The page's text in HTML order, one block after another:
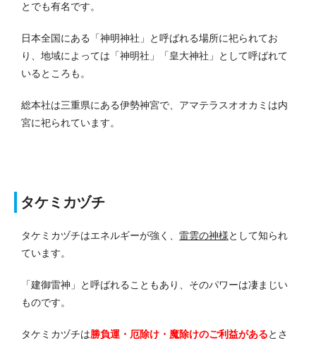
とでも有名です。
日本全国にある「神明神社」と呼ばれる場所に祀られてお
り、地域によっては「神明社」「皇大神社」として呼ばれて
いるところも。
総本社は三重県にある伊勢神宮で、アマテラスオオカミは内
宮に祀られています。
タケミカヅチ
タケミカヅチはエネルギーが強く、 雷雲の神様として知られ
ています。
「建御雷神」と呼ばれることもあり、そのパワーは凄まじい
ものです。
タケミカヅチは勝負運・厄除け・魔除けのご利益があるとさ